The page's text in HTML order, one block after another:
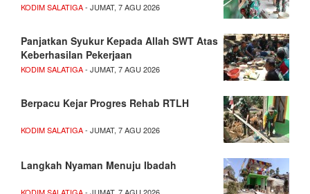
KODIM SALATIGA- JUMAT, 7 AGU 2026
Panjatkan Syukur Kepada Allah SWT Atas
Keberhasilan Pekerjaan
KODIM SALATIGA- JUMAT, 7 AGU 2026
Berpacu Kejar Progres Rehab RTLH
KODIM SALATIGA- JUMAT, 7 AGU 2026
Langkah Nyaman Menuju Ibadah
KODIM SALATIGA- JUMAT, 7 AGU 2026